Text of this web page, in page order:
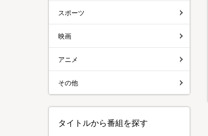
スポーツ
映画
アニメ
その他
タイトルから番組を探す